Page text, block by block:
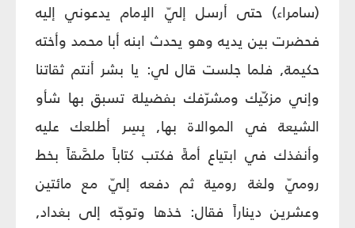
(سامراء) حتى أرسل إليّ الإمام يدعوني إليه
فحضرت بين يديه وهو يحدث ابنه أبا محمد وأخته
حكيمة, فلما جلست قال لي: يا بشر أنتم ثقاتنا
وإني مزكّيك ومشرّفك بفضيلة تسبق بها شأو
الشيعة في الموالاة بها, بِسِر أطلعك عليه
وأنفذك في ابتياع أمةً فكتب كتاباً ملصَّقاً بخط
روميّ ولغة رومية ثم دفعه إليّ مع مائتين
وعشرين ديناراً فقال: خذها وتوجّه إلى بغداد,